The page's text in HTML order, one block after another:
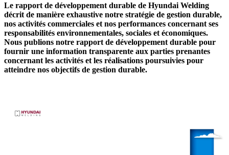
Le rapport de développement durable de Hyundai Welding
décrit de manière exhaustive notre stratégie de gestion durable,
nos activités commerciales et nos performances concernant ses
responsabilités environnementales, sociales et économiques.
Nous publions notre rapport de développement durable pour
fournir une information transparente aux parties prenantes
concernant les activités et les réalisations poursuivies pour
atteindre nos objectifs de gestion durable.